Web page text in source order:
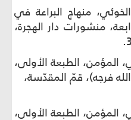
منهاج البراعة في
منشورات دار الهجرة،
الطبعة الأولى،
فرجه)، قمّ المقدّسة،
الطبعة الأولى،